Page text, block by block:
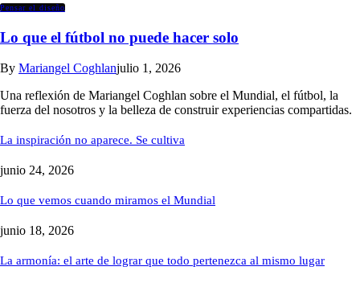
Pensar el diseño
Lo que el fútbol no puede hacer solo
By Mariangel Coghlanjulio 1, 2026
Una reflexión de Mariangel Coghlan sobre el Mundial, el fútbol, la
fuerza del nosotros y la belleza de construir experiencias compartidas.
La inspiración no aparece. Se cultiva
junio 24, 2026
Lo que vemos cuando miramos el Mundial
junio 18, 2026
La armonía: el arte de lograr que todo pertenezca al mismo lugar